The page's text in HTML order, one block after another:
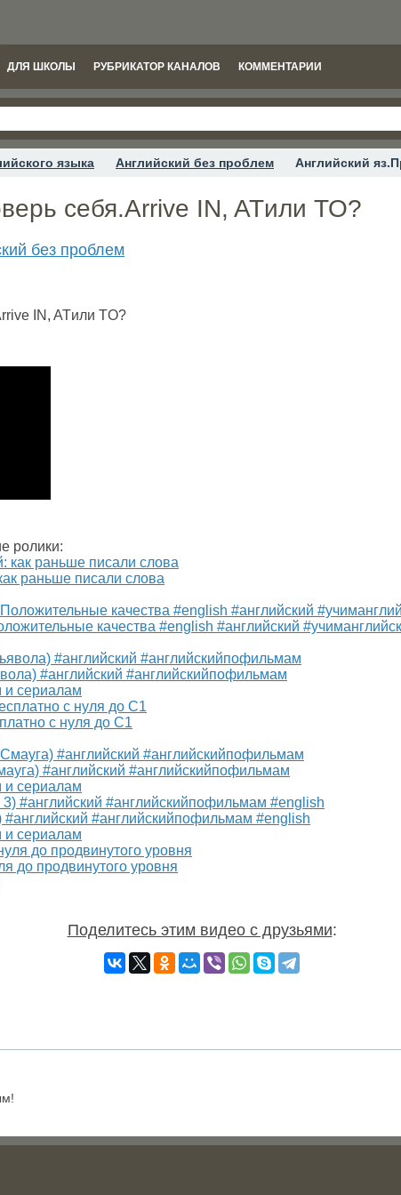
ДЛЯ ШКОЛЫ РУБРИКАТОР КАНАЛОВ КОММЕНТАРИИ
языка Английский без проблем Английский
себя.Arrive IN, ATили TO?
без проблем
ролики:
раньше писали слова
качества #english #английский
#английский #английскийпофильмам
и сериалам
с нуля до С1
#английский #английскийпофильмам
и сериалам
#английский #английскийпофильмам #english
и сериалам
до продвинутого уровня
Поделитесь этим видео с друзьями: